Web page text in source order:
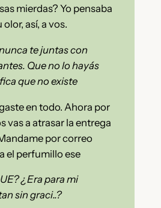
mierdas? Yo pensaba
así, a vos.
te juntas con
Que no lo hayás
que no existe
en todo. Ahora por
vas a atrasar la entrega
por correo
el perfumillo ese
¿Era para mi
sin graci..?